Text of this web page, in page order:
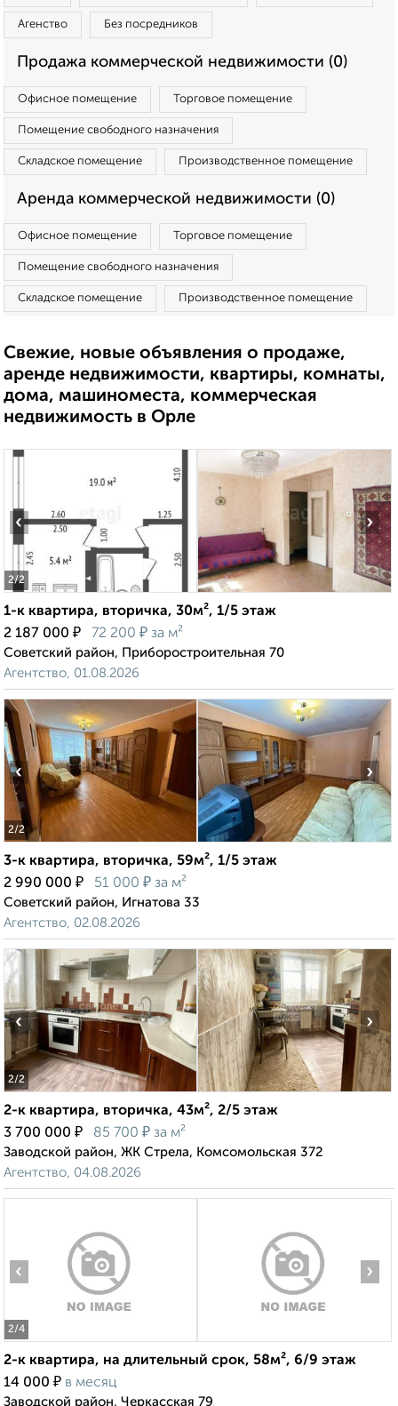
Агенство Без посредников
Продажа коммерческой недвижимости (0)
Офисное помещение Торговое помещение
Помещение свободного назначения
Складское помещение Производственное помещение
Аренда коммерческой недвижимости (0)
Офисное помещение Торговое помещение
Помещение свободного назначения
Складское помещение Производственное помещение
Свежие, новые объявления о продаже,
аренде недвижимости, квартиры, комнаты,
дома, машиноместа, коммерческая
недвижимость в Орле
2/2
‹ ›
1-к квартира, вторичка, 30м², 1/5 этаж
2 187 000 ₽ 72 200 ₽ за м²
Советский район, Приборостроительная 70
Агентство, 01.08.2026
2/2
‹ ›
3-к квартира, вторичка, 59м², 1/5 этаж
2 990 000 ₽ 51 000 ₽ за м²
Советский район, Игнатова 33
Агентство, 02.08.2026
2/2
‹ ›
2-к квартира, вторичка, 43м², 2/5 этаж
3 700 000 ₽ 85 700 ₽ за м²
Заводской район, ЖК Стрела, Комсомольская 372
Агентство, 04.08.2026
2/4
‹ ›
2-к квартира, на длительный срок, 58м², 6/9 этаж
14 000 ₽ в месяц
Заводской район, Черкасская 79